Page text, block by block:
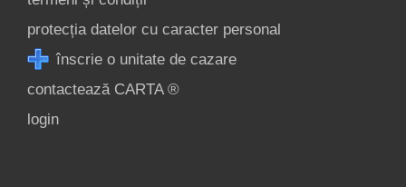
protecția datelor cu caracter personal
înscrie o unitate de cazare
contactează CARTA ®
login